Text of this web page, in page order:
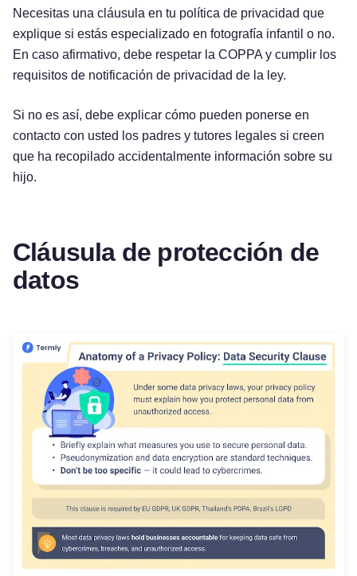
Necesitas una cláusula en tu política de privacidad que
explique si estás especializado en fotografía infantil o no.
En caso afirmativo, debe respetar la COPPA y cumplir los
requisitos de notificación de privacidad de la ley.
Si no es así, debe explicar cómo pueden ponerse en
contacto con usted los padres y tutores legales si creen
que ha recopilado accidentalmente información sobre su
hijo.
Cláusula de protección de
datos